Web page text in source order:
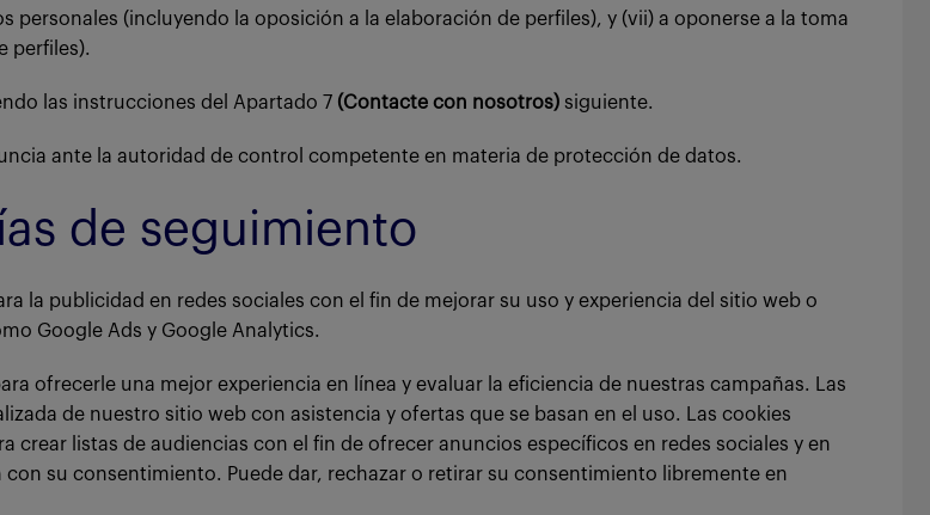
(incluyendo la oposición a la elaboración de perfiles), y (vii) a oponerse a la toma
perfiles).
las instrucciones del Apartado 7 (Contacte con nosotros)siguiente.
ante la autoridad de control competente en materia de protección de datos.
de seguimiento
la publicidad en redes sociales con el fin de mejorar su uso y experiencia del sitio web o
Google Ads y Google Analytics.
ofrecerle una mejor experiencia en línea y evaluar la eficiencia de nuestras campañas. Las
de nuestro sitio web con asistencia y ofertas que se basan en el uso. Las cookies
listas de audiencias con el fin de ofrecer anuncios específicos en redes sociales y en
su consentimiento. Puede dar, rechazar o retirar su consentimiento libremente en